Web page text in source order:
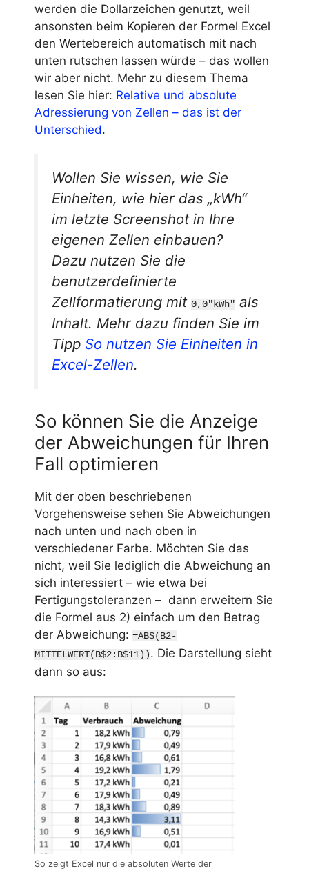
werden die Dollarzeichen genutzt, weil
ansonsten beim Kopieren der Formel Excel
den Wertebereich automatisch mit nach
unten rutschen lassen würde – das wollen
wir aber nicht. Mehr zu diesem Thema
lesen Sie hier: Relative und absolute
Adressierung von Zellen – das ist der
Unterschied.
Wollen Sie wissen, wie Sie
Einheiten, wie hier das „kWh“
im letzte Screenshot in Ihre
eigenen Zellen einbauen?
Dazu nutzen Sie die
benutzerdefinierte
Zellformatierung mit 0,0"kWh" als
Inhalt. Mehr dazu finden Sie im
Tipp So nutzen Sie Einheiten in
Excel-Zellen.
So können Sie die Anzeige
der Abweichungen für Ihren
Fall optimieren
Mit der oben beschriebenen
Vorgehensweise sehen Sie Abweichungen
nach unten und nach oben in
verschiedener Farbe. Möchten Sie das
nicht, weil Sie lediglich die Abweichung an
sich interessiert – wie etwa bei
Fertigungstoleranzen – dann erweitern Sie
die Formel aus 2) einfach um den Betrag
der Abweichung: =ABS(B2-
MITTELWERT(B$2:B$11)). Die Darstellung sieht
dann so aus:
So zeigt Excel nur die absoluten Werte der